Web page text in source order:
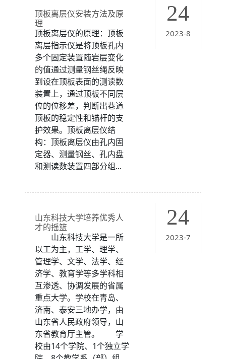
24
2023-8
顶板离层仪安装方法及原
理
顶板离层仪的原理：顶板
离层指示仪是将顶板孔内
多个固定装置随岩层变化
的值通过测量钢丝绳反映
到设在顶板表面的测读数
装置上，通过顶板不同层
位的位移差，判断出巷道
顶板的稳定性和锚杆的支
护效果。顶板离层仪结
构：顶板离层仪由孔内固
定器、测量钢丝、孔内盘
和测读数装置四部分组...
24
2023-7
山东科技大学培养优秀人
才的摇篮
山东科技大学是一所
以工为主，工学、理学、
管理学、文学、法学、经
济学、教育学等多学科相
互渗透、协调发展的省属
重点大学。学校在青岛、
济南、泰安三地办学，由
山东省人民政府领导，山
东省教育厅主管。 学
校由14个学院、1个独立学